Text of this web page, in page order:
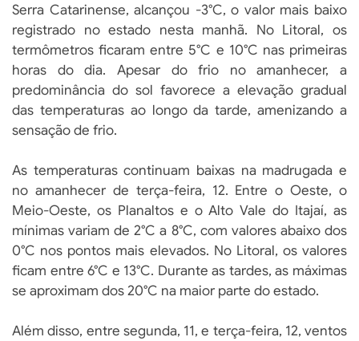
Serra Catarinense, alcançou -3°C, o valor mais baixo
registrado no estado nesta manhã. No Litoral, os
termômetros ficaram entre 5°C e 10°C nas primeiras
horas do dia. Apesar do frio no amanhecer, a
predominância do sol favorece a elevação gradual
das temperaturas ao longo da tarde, amenizando a
sensação de frio.
As temperaturas continuam baixas na madrugada e
no amanhecer de terça-feira, 12. Entre o Oeste, o
Meio-Oeste, os Planaltos e o Alto Vale do Itajaí, as
mínimas variam de 2°C a 8°C, com valores abaixo dos
0°C nos pontos mais elevados. No Litoral, os valores
ficam entre 6°C e 13°C. Durante as tardes, as máximas
se aproximam dos 20°C na maior parte do estado.
Além disso, entre segunda, 11, e terça-feira, 12, ventos